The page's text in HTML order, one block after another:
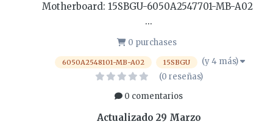
Motherboard: 15SBGU-6050A2547701-MB-A02
...
0 purchases
6050A2548101-MB-A02 15SBGU
(y 4 más)
(0 reseñas)
0 comentarios
Actualizado 29 Marzo